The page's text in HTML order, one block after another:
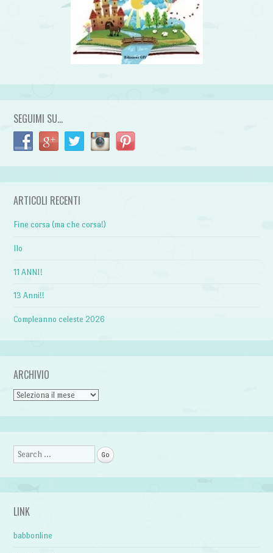
SEGUIMI SU…
ARTICOLI RECENTI
Fine corsa (ma che corsa!)
Ilo
11 ANNI!
13 Anni!!
Compleanno celeste 2026
ARCHIVIO
Archivio
Search
LINK
babbonline